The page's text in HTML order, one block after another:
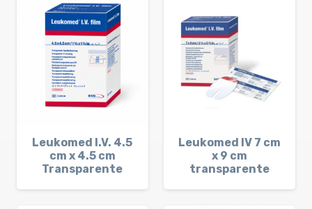
Leukomed I.V. 4.5
cm x 4.5 cm
Transparente
Leukomed IV 7 cm
x 9 cm
transparente